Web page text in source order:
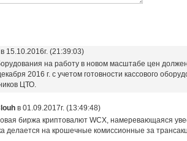
в 15.10.2016г. (21:39:03)
на работу в новом масштабе цен
2016 г. с учетом готовности кассового
ЦТО.
в 01.09.2017г. (13:49:48)
биржа криптовалют WCX, намеревающаяся
делается на крошечные комиссионные за